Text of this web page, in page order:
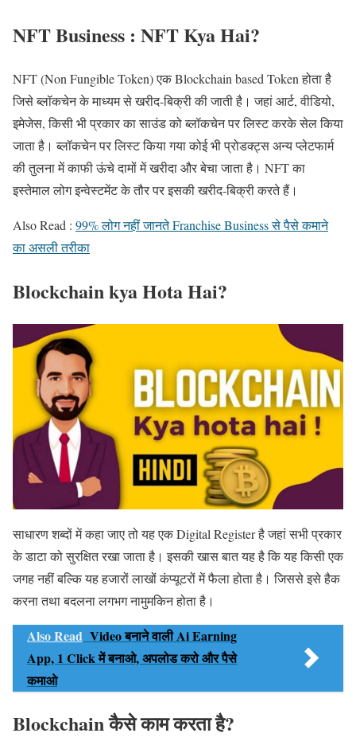
NFT Business : NFT Kya Hai?
NFT (Non Fungible Token) एक Blockchain based Token होता है
जिसे ब्लॉकचेन के माध्यम से खरीद-बिक्री की जाती है। जहां आर्ट, वीडियो,
इमेजेस, किसी भी प्रकार का साउंड को ब्लॉकचेन पर लिस्ट करके सेल किया
जाता है। ब्लॉकचेन पर लिस्ट किया गया कोई भी प्रोडक्ट्स अन्य प्लेटफार्म
की तुलना में काफी ऊंचे दामों में खरीदा और बेचा जाता है। NFT का
इस्तेमाल लोग इन्वेस्टमेंट के तौर पर इसकी खरीद-बिक्री करते हैं।
Also Read : 99% लोग नहीं जानते Franchise Business से पैसे कमाने
का असली तरीका
Blockchain kya Hota Hai?
साधारण शब्दों में कहा जाए तो यह एक Digital Register है जहां सभी प्रकार
के डाटा को सुरक्षित रखा जाता है। इसकी खास बात यह है कि यह किसी एक
जगह नहीं बल्कि यह हजारों लाखों कंप्यूटरों में फैला होता है। जिससे इसे हैक
करना तथा बदलना लगभग नामुमकिन होता है।
Also Read Video बनाने वाली Ai Earning
App, 1 Click में बनाओ, अपलोड करो और पैसे
कमाओ
Blockchain कैसे काम करता है?